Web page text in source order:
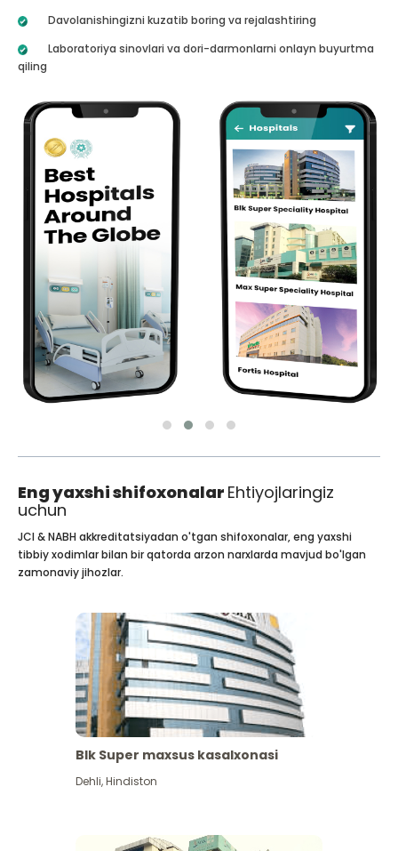
Davolanishingizni kuzatib boring va rejalashtiring
Laboratoriya sinovlari va dori-darmonlarni onlayn buyurtma
qiling
Eng yaxshi shifoxonalar Ehtiyojlaringiz
uchun
JCI & NABH akkreditatsiyadan o'tgan shifoxonalar, eng yaxshi
tibbiy xodimlar bilan bir qatorda arzon narxlarda mavjud bo'lgan
zamonaviy jihozlar.
Blk Super maxsus kasalxonasi
Dehli,Hindiston